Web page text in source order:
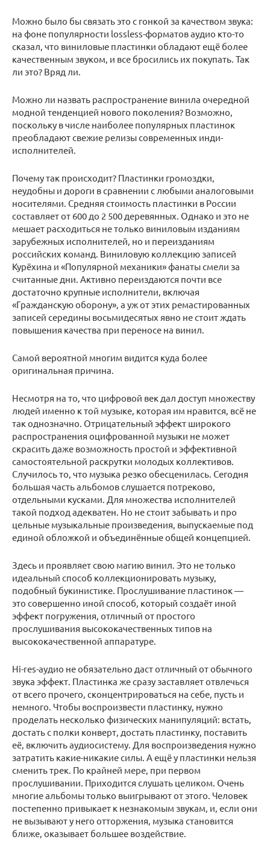
Можно было бы связать это с гонкой за качеством звука:
на фоне популярности lossless-форматов аудио кто-то
сказал, что виниловые пластинки обладают ещё более
качественным звуком, и все бросились их покупать. Так
ли это? Вряд ли.
Можно ли назвать распространение винила очередной
модной тенденцией нового поколения? Возможно,
поскольку в числе наиболее популярных пластинок
преобладают свежие релизы современных инди-
исполнителей.
Почему так происходит? Пластинки громоздки,
неудобны и дороги в сравнении с любыми аналоговыми
носителями. Средняя стоимость пластинки в России
составляет от 600 до 2 500 деревянных. Однако и это не
мешает расходиться не только виниловым изданиям
зарубежных исполнителей, но и переизданиям
российских команд. Виниловую коллекцию записей
Курёхина и «Популярной механики» фанаты смели за
считанные дни. Активно переиздаются почти все
достаточно крупные исполнители, включая
«Гражданскую оборону», а уж от этих ремастированных
записей середины восьмидесятых явно не стоит ждать
повышения качества при переносе на винил.
Самой вероятной многим видится куда более
оригинальная причина.
Несмотря на то, что цифровой век дал доступ множеству
людей именно к той музыке, которая им нравится, всё не
так однозначно. Отрицательный эффект широкого
распространения оцифрованной музыки не может
скрасить даже возможность простой и эффективной
самостоятельной раскрутки молодых коллективов.
Случилось то, что музыка резко обесценилась. Сегодня
большая часть альбомов слушается потреково,
отдельными кусками. Для множества исполнителей
такой подход адекватен. Но не стоит забывать и про
цельные музыкальные произведения, выпускаемые под
единой обложкой и объединённые общей концепцией.
Здесь и проявляет свою магию винил. Это не только
идеальный способ коллекционировать музыку,
подобный букинистике. Прослушивание пластинок —
это совершенно иной способ, который создаёт иной
эффект погружения, отличный от простого
прослушивания высококачественных типов на
высококачественной аппаратуре.
Hi-res-аудио не обязательно даст отличный от обычного
звука эффект. Пластинка же сразу заставляет отвлечься
от всего прочего, сконцентрироваться на себе, пусть и
немного. Чтобы воспроизвести пластинку, нужно
проделать несколько физических манипуляций: встать,
достать с полки конверт, достать пластинку, поставить
её, включить аудиосистему. Для воспроизведения нужно
затратить какие-никакие силы. А ещё у пластинки нельзя
сменить трек. По крайней мере, при первом
прослушивании. Приходится слушать целиком. Очень
многие альбомы только выигрывают от этого. Человек
постепенно привыкает к незнакомым звукам, и, если они
не вызывают у него отторжения, музыка становится
ближе, оказывает большее воздействие.